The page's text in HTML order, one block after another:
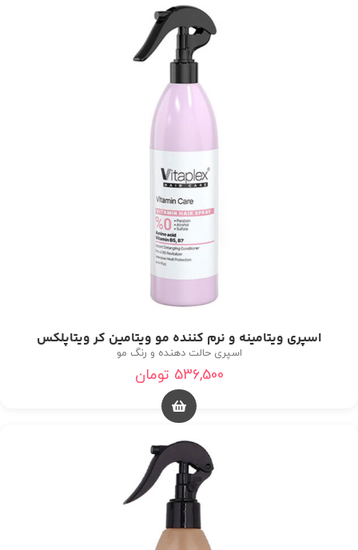
اسپری ویتامینه و نرم کننده مو ویتامین کر ویتاپلکس
اسپری حالت دهنده و رنگ مو
536,500 تومان